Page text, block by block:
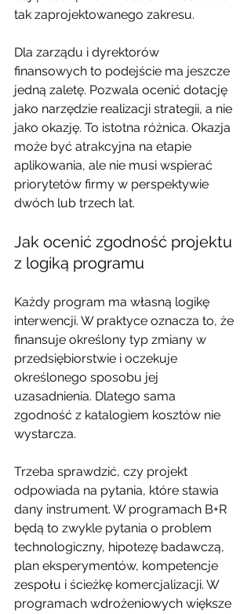
tak zaprojektowanego zakresu.
Dla zarządu i dyrektorów
finansowych to podejście ma jeszcze
jedną zaletę. Pozwala ocenić dotację
jako narzędzie realizacji strategii, a nie
jako okazję. To istotna różnica. Okazja
może być atrakcyjna na etapie
aplikowania, ale nie musi wspierać
priorytetów firmy w perspektywie
dwóch lub trzech lat.
Jak ocenić zgodność projektu
z logiką programu
Każdy program ma własną logikę
interwencji. W praktyce oznacza to, że
finansuje określony typ zmiany w
przedsiębiorstwie i oczekuje
określonego sposobu jej
uzasadnienia. Dlatego sama
zgodność z katalogiem kosztów nie
wystarcza.
Trzeba sprawdzić, czy projekt
odpowiada na pytania, które stawia
dany instrument. W programach B+R
będą to zwykle pytania o problem
technologiczny, hipotezę badawczą,
plan eksperymentów, kompetencje
zespołu i ścieżkę komercjalizacji. W
programach wdrożeniowych większe